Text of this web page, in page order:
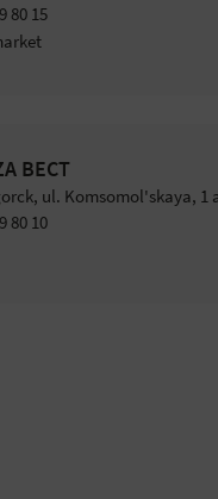
80 15
BEСT
ul. Komsomol'skaya, 1
80 10